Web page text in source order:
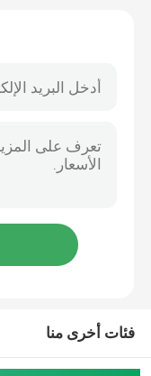
زناد مضخة مرشّ
مضخة العطور البخاخ
دقيق سديم مرشّ
أنبوب ملمع الشفاه
فئات أخرى منا